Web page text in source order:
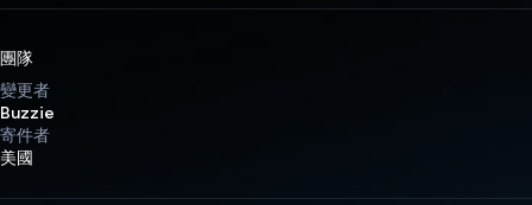
團隊
變更者
Buzzie
寄件者
美國